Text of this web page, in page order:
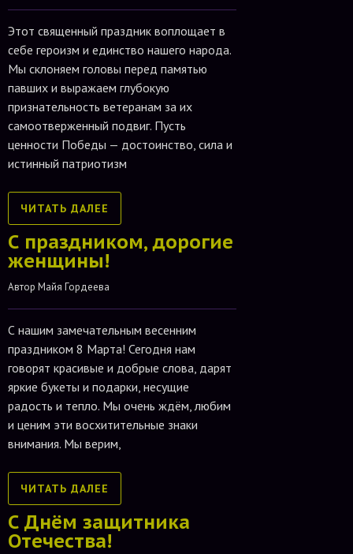
Этот священный праздник воплощает в
себе героизм и единство нашего народа.
Мы склоняем головы перед памятью
павших и выражаем глубокую
признательность ветеранам за их
самоотверженный подвиг. Пусть
ценности Победы — достоинство, сила и
истинный патриотизм
ЧИТАТЬ ДАЛЕЕ
С праздником, дорогие
женщины!
Автор Майя Гордеева
С нашим замечательным весенним
праздником 8 Марта! Сегодня нам
говорят красивые и добрые слова, дарят
яркие букеты и подарки, несущие
радость и тепло. Мы очень ждём, любим
и ценим эти восхитительные знаки
внимания. Мы верим,
ЧИТАТЬ ДАЛЕЕ
С Днём защитника
Отечества!